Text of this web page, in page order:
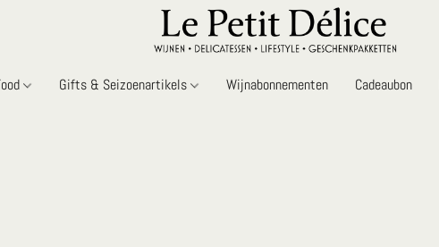
Gifts & Seizoenartikels Wijnabonnementen Cadeaubon